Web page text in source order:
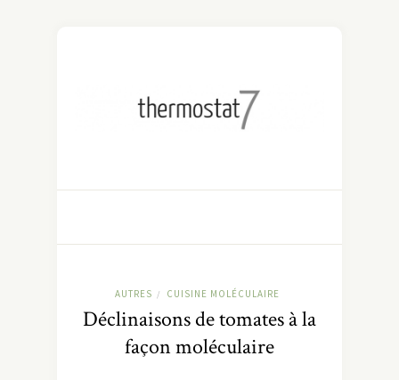
AUTRES / CUISINE MOLÉCULAIRE
Déclinaisons de tomates à la
façon moléculaire